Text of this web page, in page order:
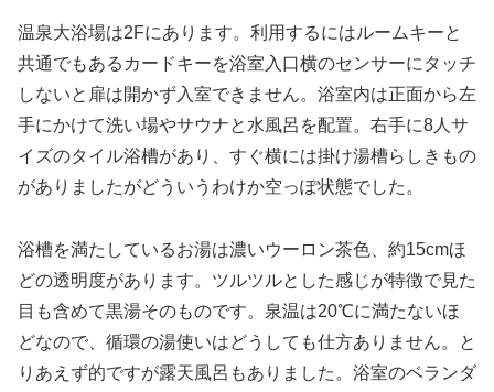
温泉大浴場は2Fにあります。利用するにはルームキーと
共通でもあるカードキーを浴室入口横のセンサーにタッチ
しないと扉は開かず入室できません。浴室内は正面から左
手にかけて洗い場やサウナと水風呂を配置。右手に8人サ
イズのタイル浴槽があり、すぐ横には掛け湯槽らしきもの
がありましたがどういうわけか空っぽ状態でした。
浴槽を満たしているお湯は濃いウーロン茶色、約15cmほ
どの透明度があります。ツルツルとした感じが特徴で見た
目も含めて黒湯そのものです。泉温は20℃に満たないほ
どなので、循環の湯使いはどうしても仕方ありません。と
りあえず的ですが露天風呂もありました。浴室のベランダ